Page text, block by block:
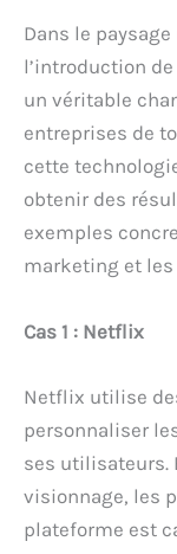
Dans le
l’introduction
un véritable
entreprises de
cette
obtenir des
exemples
marketing et
Cas 1 : Netflix
Netflix utilise
personnaliser
ses utilisateurs.
visionnage, les
plateforme est